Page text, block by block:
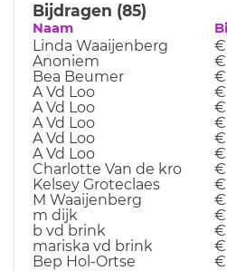
Bijdragen (85)
Naam
Linda Waaijenberg €
Anoniem
€
Bea Beumer
€
A Vd Loo
€
A Vd Loo
€
A Vd Loo
€
A Vd Loo
€
A Vd Loo
€
Charlotte Van de kro
€
Kelsey Groteclaes
€
M Waaijenberg
€
m dijk
€
b vd brink
€
mariska vd brink
€
Bep Hol-Ortse
€